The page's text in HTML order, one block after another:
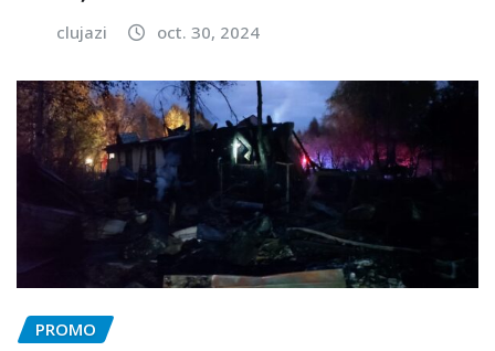
clujazi oct. 30, 2024
PROMO